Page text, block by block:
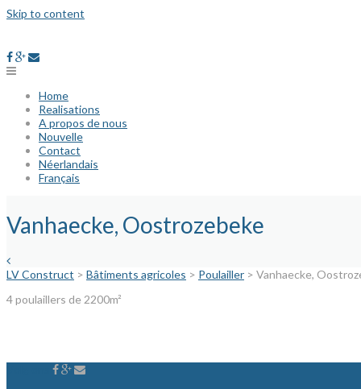
Skip to content
Home
Realisations
A propos de nous
Nouvelle
Contact
Néerlandais
Français
Vanhaecke, Oostrozebeke
LV Construct > Bâtiments agricoles > Poulailler > Vanhaecke,
4 poulaillers de 2200m²